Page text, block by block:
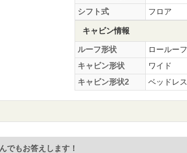
シフト式
フロア
キャビン情報
ルーフ形状
ロールーフ
キャビン形状
ワイド
キャビン形状2
ベッドレス
でもお答えします！